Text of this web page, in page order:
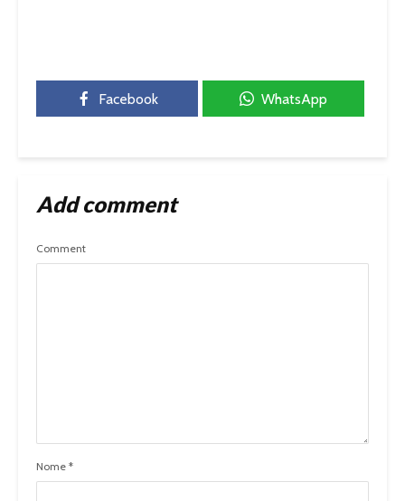
Facebook WhatsApp
Add comment
Comment
Nome *